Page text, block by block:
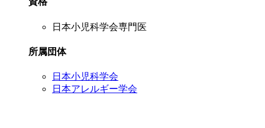
日本小児科学会専門医
所属団体
日本小児科学会
日本アレルギー学会